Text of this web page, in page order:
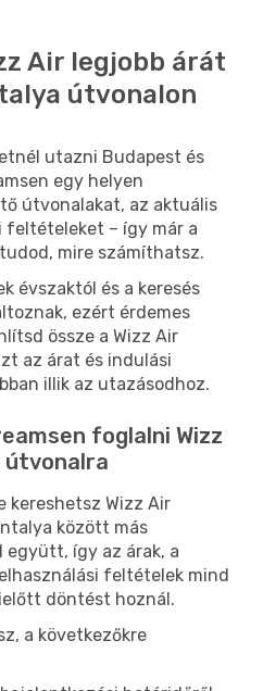
Air legjobb árát
útvonalon
utazni Budapest és
egy helyen
útvonalakat, az aktuális
feltételeket – így már a
mire számíthatsz.
évszaktól és a keresés
ezért érdemes
össze a Wizz Air
az árat és indulási
illik az utazásodhoz.
foglalni Wizz
kereshetsz Wizz Air
között más
így az árak, a
feltételek mind
döntést hoznál.
a következőkre